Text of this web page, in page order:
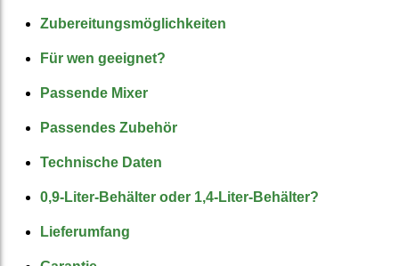
Zuberei­tungs­möglich­keiten
Für wen geeignet?
Passende Mixer
Passendes Zubehör
Tech­nische Daten
0,9-Liter-Behälter oder 1,4-Liter-Behälter?
Liefer­umfang